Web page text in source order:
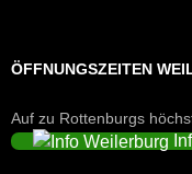
ÖFFNUNGSZEITEN
Auf zu Rottenburgs